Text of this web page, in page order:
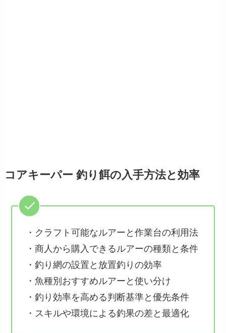
コアキーパー 釣り餌の入手方法と効率
・クラフト可能なルアーと作業台の利用法
・商人から購入できるルアーの種類と条件
・釣り網の設置と放置釣りの効率
・魚種別おすすめルアーと使い分け
・釣り効率を高める判断基準と優先条件
・スキルや環境による釣果の差と最適化